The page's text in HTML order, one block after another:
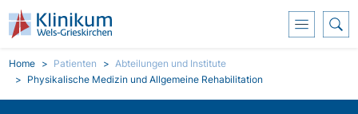
Skoči na glavni sadržaj
Breadcrumb
Home Patienten
Abteilungen und Institute
Physikalische Medizin und Allgemeine Rehabilitation